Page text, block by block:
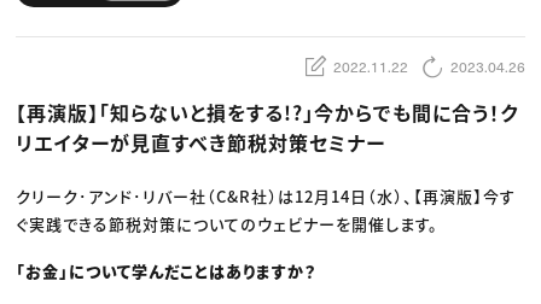
デザイン
編集・ライティング
マーケティング
ディレクション
業界解説・キャリア事情
TOP Creator’s コラム
Webクリエイター
アプリクリエイター
ゲームクリエイター
映像クリエイター
クリエイターインタビュー
C＆R Magazine
セミナー
ニュース・トレンド トップ
Web
ゲーム・エンタメ
広告
2022.11.22 2023.04.26
【再演版】「知らないと損をする!?」今からでも間に合う！ク
リエイターが見直すべき節税対策セミナー
クリーク･アンド･リバー社（C&R社）は12月14日（水）、【再演版】今す
ぐ実践できる節税対策についてのウェビナーを開催します。
「お金」について学んだことはありますか？